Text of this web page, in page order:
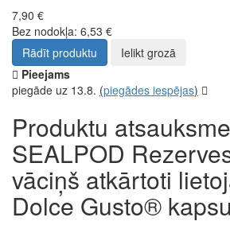
7,90 €
Bez nodokļa: 6,53 €
Rādīt produktu
Ielikt grozā
Pieejams
piegāde uz 13.8. (piegādes iespējas)
Produktu
SEALPOD
vāciņš atkārtoti
Dolce Gusto®